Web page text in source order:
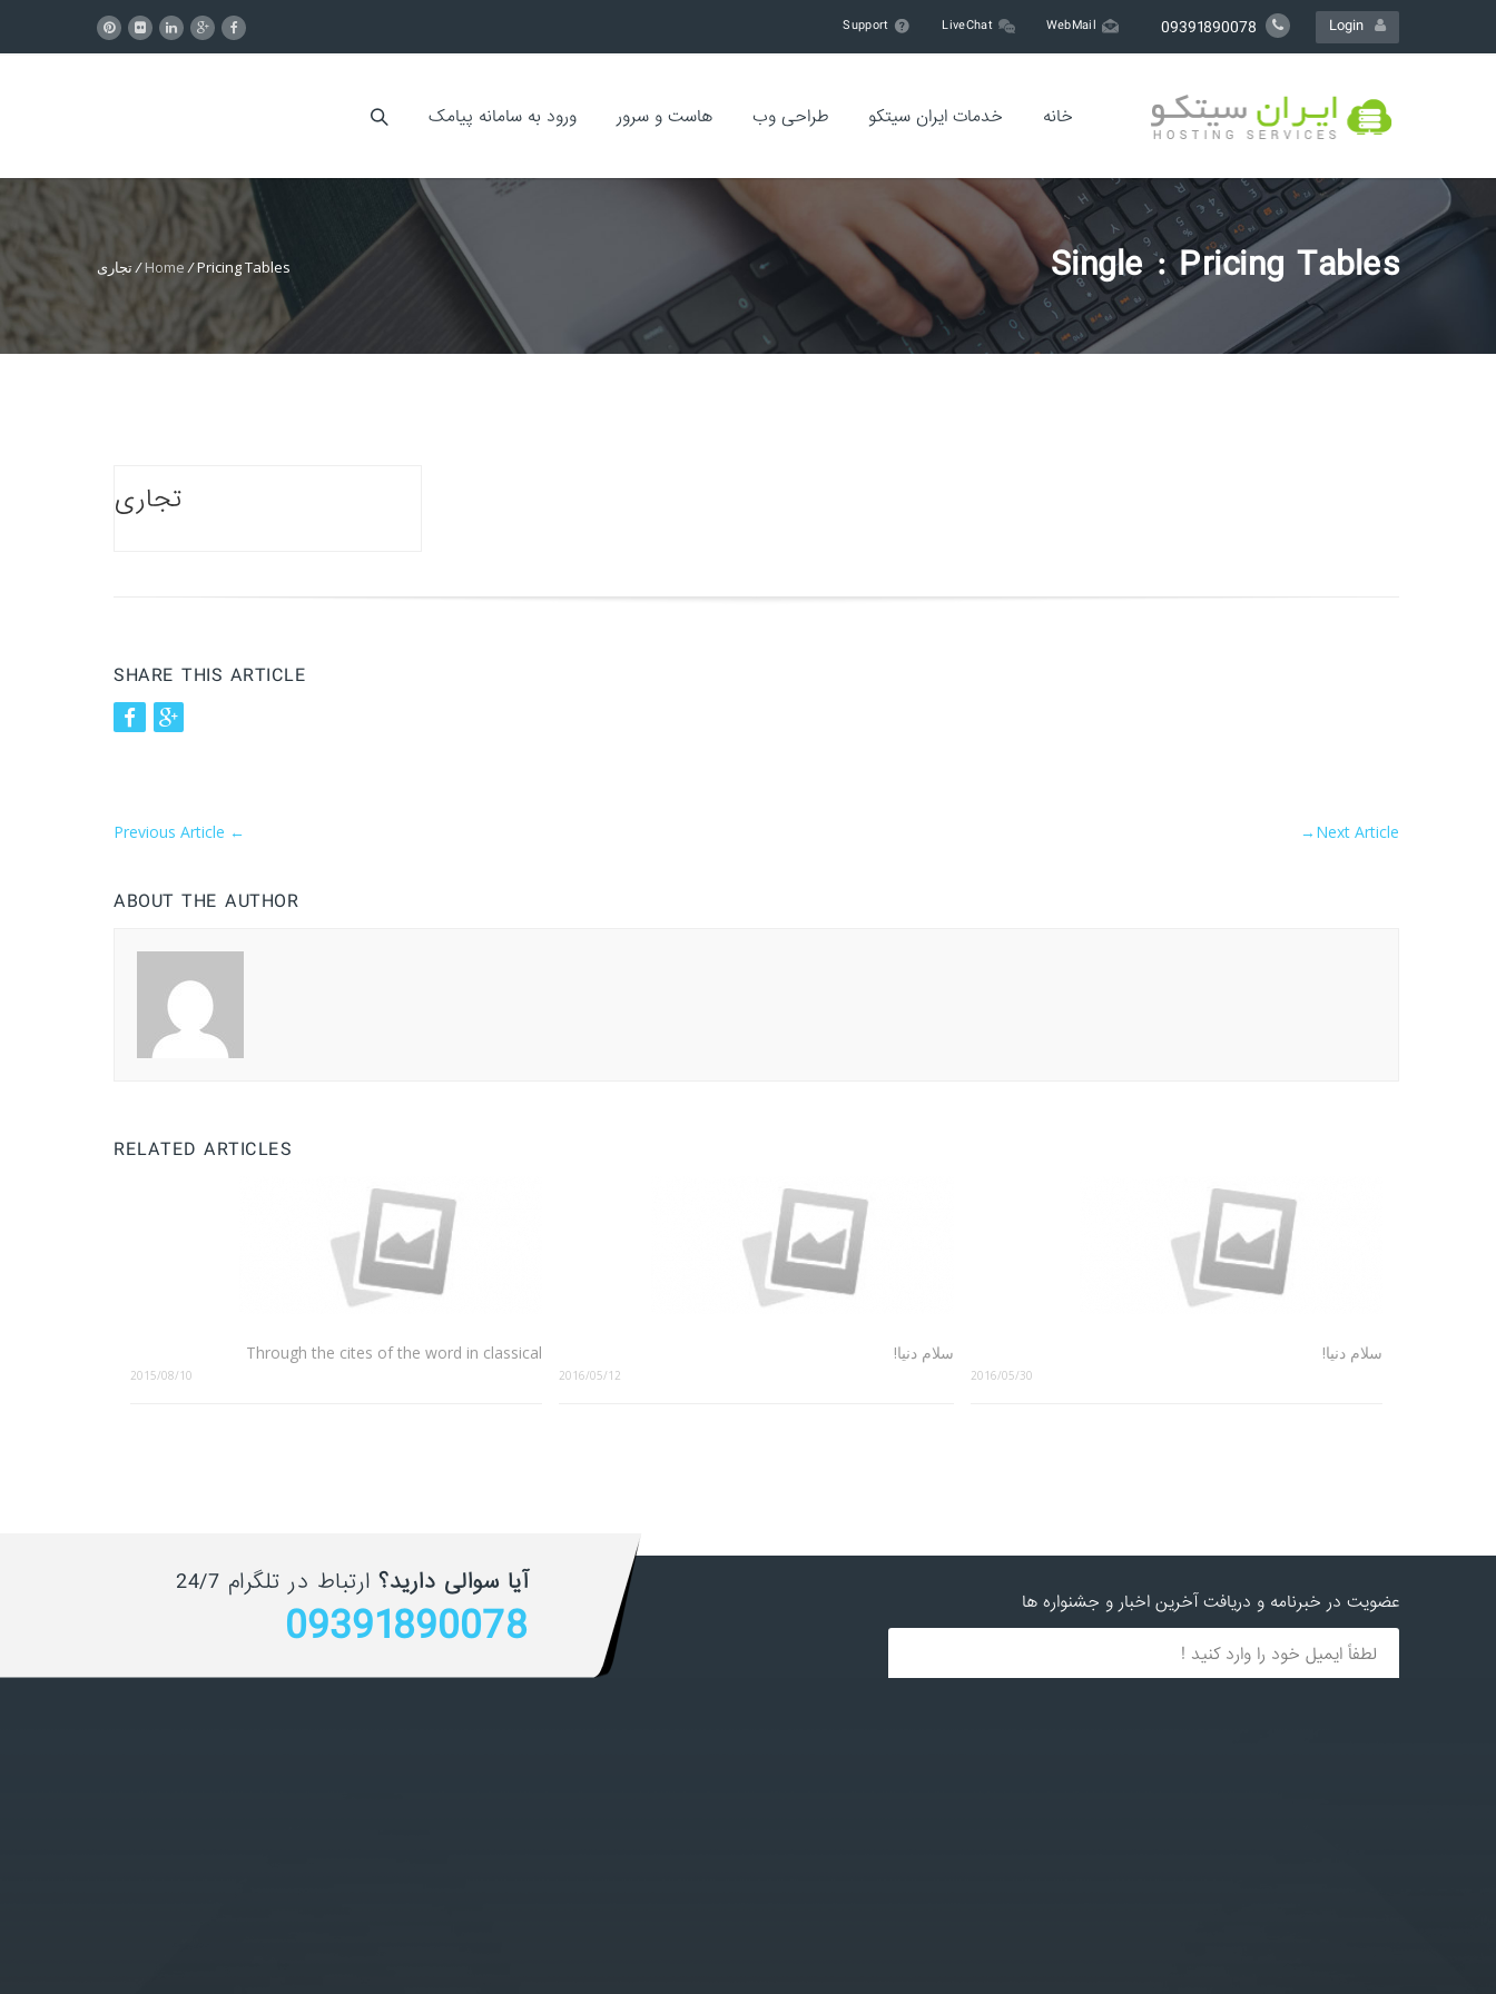
WebMail
LiveChat
Support
خانه خدمات ایران سیتکو طراحی وب هاست و سرور ورود به سامانه پیامک
Single : Pricing Tables
Home /Pricing Tables
/تجاری
تجاری
SHARE THIS ARTICLE
← Next Article
→
ABOUT THE AUTHOR
RELATED ARTICLES
سلام دنیا!
2016/05/30
سلام دنیا!
2016/05/12
Through the cites of the word in classical
2015/08/10
آیا سوالی دارید؟ارتباط در تلگرام 24/7
09391890078 عضویت در خبرنامه و دریافت آخرین اخبار و جشنواره ها